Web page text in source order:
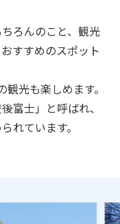
ろんのこと、観光
すすめのスポット
光も楽しめます。
富士」と呼ばれ、
れています。